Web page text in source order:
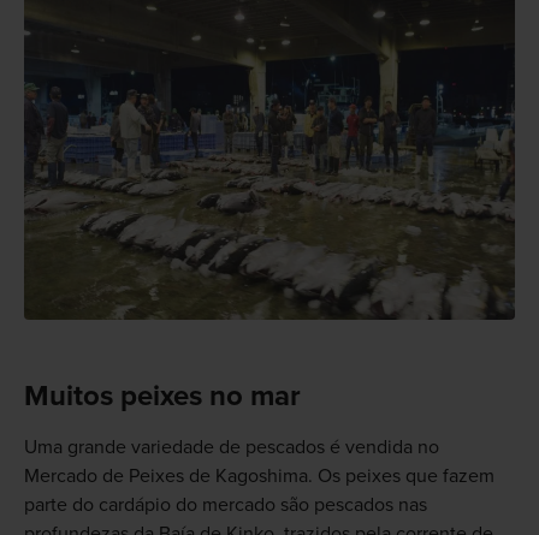
Muitos peixes no mar
Uma grande variedade de pescados é vendida no
Mercado de Peixes de Kagoshima. Os peixes que fazem
parte do cardápio do mercado são pescados nas